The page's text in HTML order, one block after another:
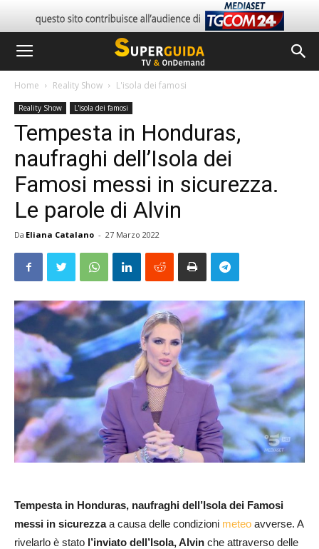
Home Reality Show L'isola dei famosi
Reality Show L'isola dei famosi
Tempesta in Honduras,
naufraghi dell’Isola dei
Famosi messi in sicurezza.
Le parole di Alvin
Da Eliana Catalano - 27 Marzo 2022
Tempesta in Honduras, naufraghi dell’Isola dei Famosi
messi in sicurezzaa causa delle condizioni meteo avverse. A
rivelarlo è stato l’inviato dell’Isola, Alvin che attraverso delle